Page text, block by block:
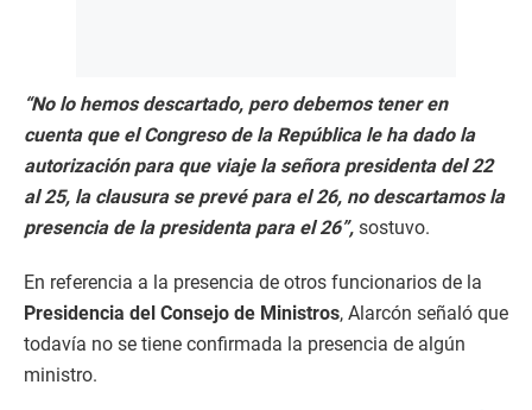
“No lo hemos descartado, pero debemos tener en
cuenta que el Congreso de la República le ha dado la
autorización para que viaje la señora presidenta del 22
al 25, la clausura se prevé para el 26, no descartamos la
presencia de la presidenta para el 26”, sostuvo.
En referencia a la presencia de otros funcionarios de la
Presidencia del Consejo de Ministros, Alarcón señaló que
todavía no se tiene confirmada la presencia de algún
ministro.